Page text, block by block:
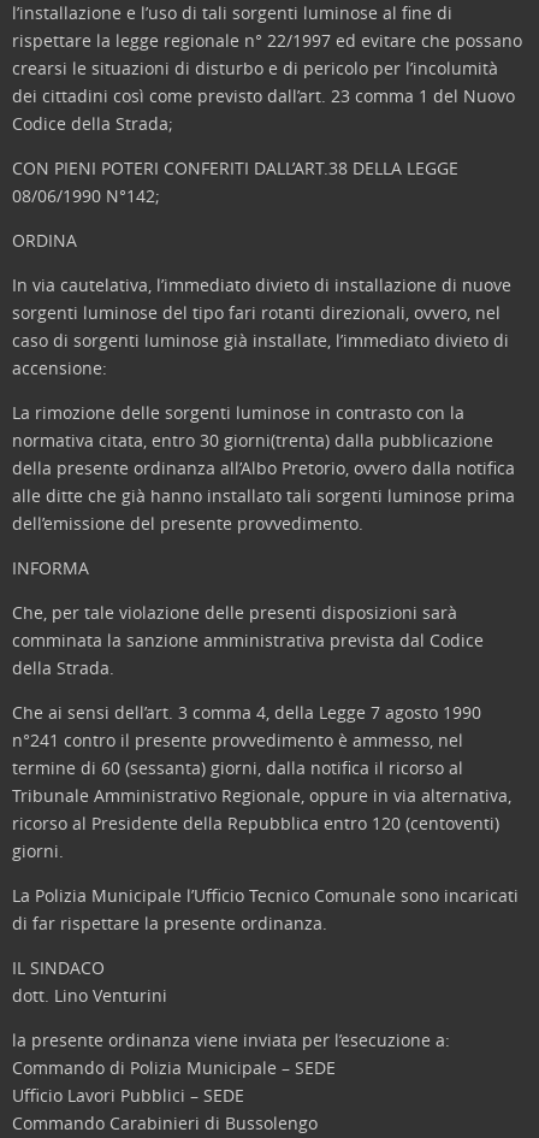
l’installazione e l’uso di tali sorgenti luminose al fine di
rispettare la legge regionale n° 22/1997 ed evitare che possano
crearsi le situazioni di disturbo e di pericolo per l’incolumità
dei cittadini così come previsto dall’art. 23 comma 1 del Nuovo
Codice della Strada;
CON PIENI POTERI CONFERITI DALL’ART.38 DELLA LEGGE
08/06/1990 N°142;
ORDINA
In via cautelativa, l’immediato divieto di installazione di nuove
sorgenti luminose del tipo fari rotanti direzionali, ovvero, nel
caso di sorgenti luminose già installate, l’immediato divieto di
accensione:
La rimozione delle sorgenti luminose in contrasto con la
normativa citata, entro 30 giorni(trenta) dalla pubblicazione
della presente ordinanza all’Albo Pretorio, ovvero dalla notifica
alle ditte che già hanno installato tali sorgenti luminose prima
dell’emissione del presente provvedimento.
INFORMA
Che, per tale violazione delle presenti disposizioni sarà
comminata la sanzione amministrativa prevista dal Codice
della Strada.
Che ai sensi dell’art. 3 comma 4, della Legge 7 agosto 1990
n°241 contro il presente provvedimento è ammesso, nel
termine di 60 (sessanta) giorni, dalla notifica il ricorso al
Tribunale Amministrativo Regionale, oppure in via alternativa,
ricorso al Presidente della Repubblica entro 120 (centoventi)
giorni.
La Polizia Municipale l’Ufficio Tecnico Comunale sono incaricati
di far rispettare la presente ordinanza.
IL SINDACO
dott. Lino Venturini
la presente ordinanza viene inviata per l’esecuzione a:
Commando di Polizia Municipale – SEDE
Ufficio Lavori Pubblici – SEDE
Commando Carabinieri di Bussolengo